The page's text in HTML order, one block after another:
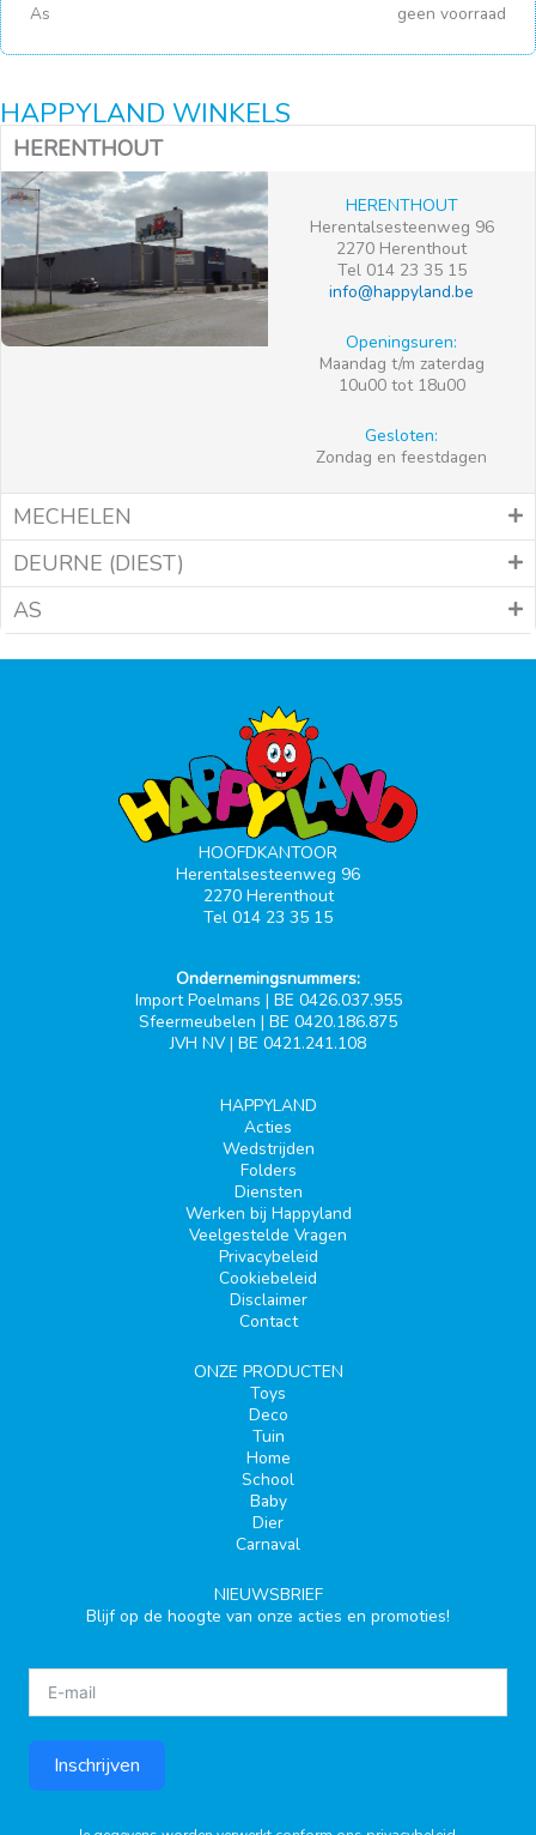
As geen voorraad
HAPPYLAND WINKELS
HERENTHOUT
HERENTHOUT
Herentalsesteenweg 96
2270 Herenthout
Tel 014 23 35 15
info@happyland.be
Openingsuren:
Maandag t/m zaterdag
10u00 tot 18u00
Gesloten:
Zondag en feestdagen
MECHELEN
DEURNE (DIEST)
AS
HOOFDKANTOOR
Herentalsesteenweg 96
2270 Herenthout
Tel 014 23 35 15
Ondernemingsnummers:
Import Poelmans | BE 0426.037.955
Sfeermeubelen | BE 0420.186.875
JVH NV | BE 0421.241.108
HAPPYLAND
Acties
Wedstrijden
Folders
Diensten
Werken bij Happyland
Veelgestelde Vragen
Privacybeleid
Cookiebeleid
Disclaimer
Contact
ONZE PRODUCTEN
Toys
Deco
Tuin
Home
School
Baby
Dier
Carnaval
NIEUWSBRIEF
Blijf op de hoogte van onze acties en promoties!
Inschrijven